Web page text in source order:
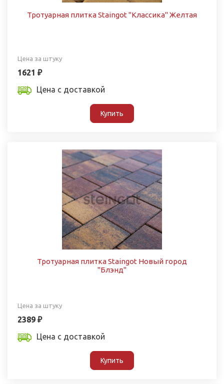
Тротуарная плитка Staingot "Классика" Желтая
Цена за штуку
1621 ₽
Цена с доставкой
Купить
Тротуарная плитка Staingot Новый город
"Блэнд"
Цена за штуку
2389 ₽
Цена с доставкой
Купить